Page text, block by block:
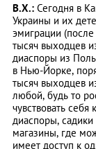
В.Х.: Сегодня в
Украины и их
эмиграции
тысяч выходцев
диаспоры из
в Нью-Йорке,
тысяч выходцев
любой, будь то
чувствовать
диаспоры,
магазины, где
имеет доступ к